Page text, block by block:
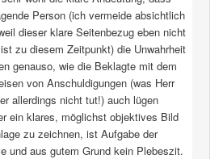
Person (ich vermeide absichtlich
dieser klare Seitenbezug eben nicht
zu diesem Zeitpunkt) die Unwahrheit
genauso, wie die Beklagte mit dem
von Anschuldigungen (was Herr
allerdings nicht tut!) auch lügen
ein klares, möglichst objektives Bild
zu zeichnen, ist Aufgabe der
und aus gutem Grund kein Plebeszit.